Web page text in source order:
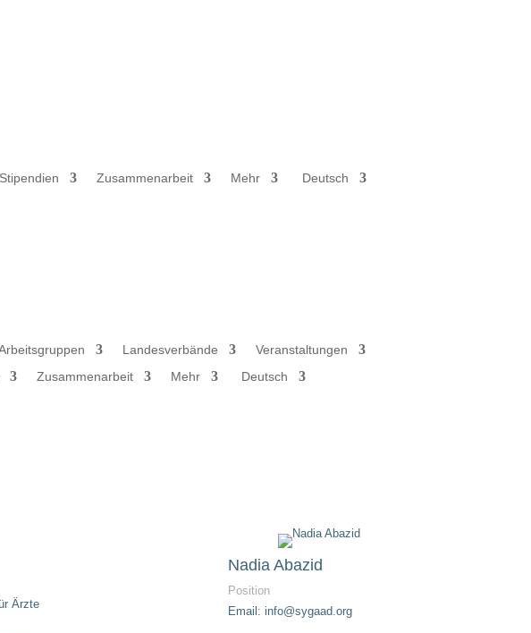
Stipendien Zusammenarbeit Mehr Deutsch
Landesverbände
Veranstaltungen
Zusammenarbeit Mehr Deutsch
Ärzte
Nadia Abazid
Position
Email: info@sygaad.org